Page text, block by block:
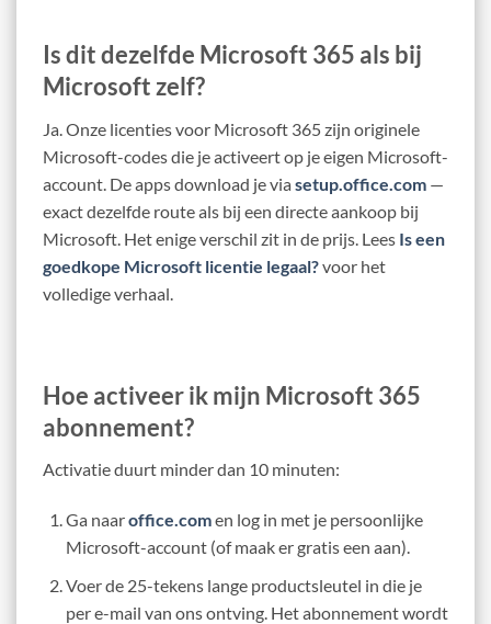
Is dit dezelfde Microsoft 365 als bij
Microsoft zelf?
Ja. Onze licenties voor Microsoft 365 zijn originele
Microsoft-codes die je activeert op je eigen Microsoft-
account. De apps download je via setup.office.com —
exact dezelfde route als bij een directe aankoop bij
Microsoft. Het enige verschil zit in de prijs. Lees Is een
goedkope Microsoft licentie legaal?voor het
volledige verhaal.
Hoe activeer ik mijn Microsoft 365
abonnement?
Activatie duurt minder dan 10 minuten:
Ga naaroffice.comen log in met je persoonlijke
Microsoft-account (of maak er gratis een aan).
Voer de 25-tekens lange productsleutel in die je
per e-mail van ons ontving. Het abonnement wordt